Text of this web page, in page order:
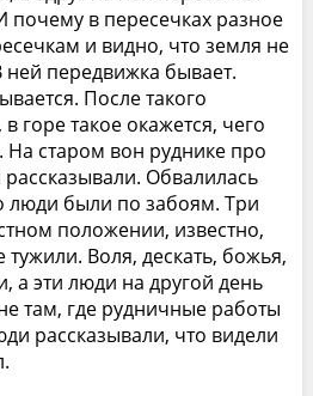
почему в пересечках разное
и видно, что земля не
ней передвижка бывает.
После такого
горе такое окажется, чего
старом вон руднике про
рассказывали. Обвалилась
люди были по забоям. Три
положении, известно,
Воля, дескать, божья,
а эти люди на другой день
там, где рудничные работы
рассказывали, что видели